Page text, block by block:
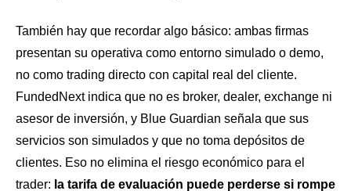
También hay que recordar algo básico: ambas firmas
presentan su operativa como entorno simulado o demo,
no como trading directo con capital real del cliente.
FundedNext indica que no es broker, dealer, exchange ni
asesor de inversión, y Blue Guardian señala que sus
servicios son simulados y que no toma depósitos de
clientes. Eso no elimina el riesgo económico para el
trader: la tarifa de evaluación puede perderse si rompe